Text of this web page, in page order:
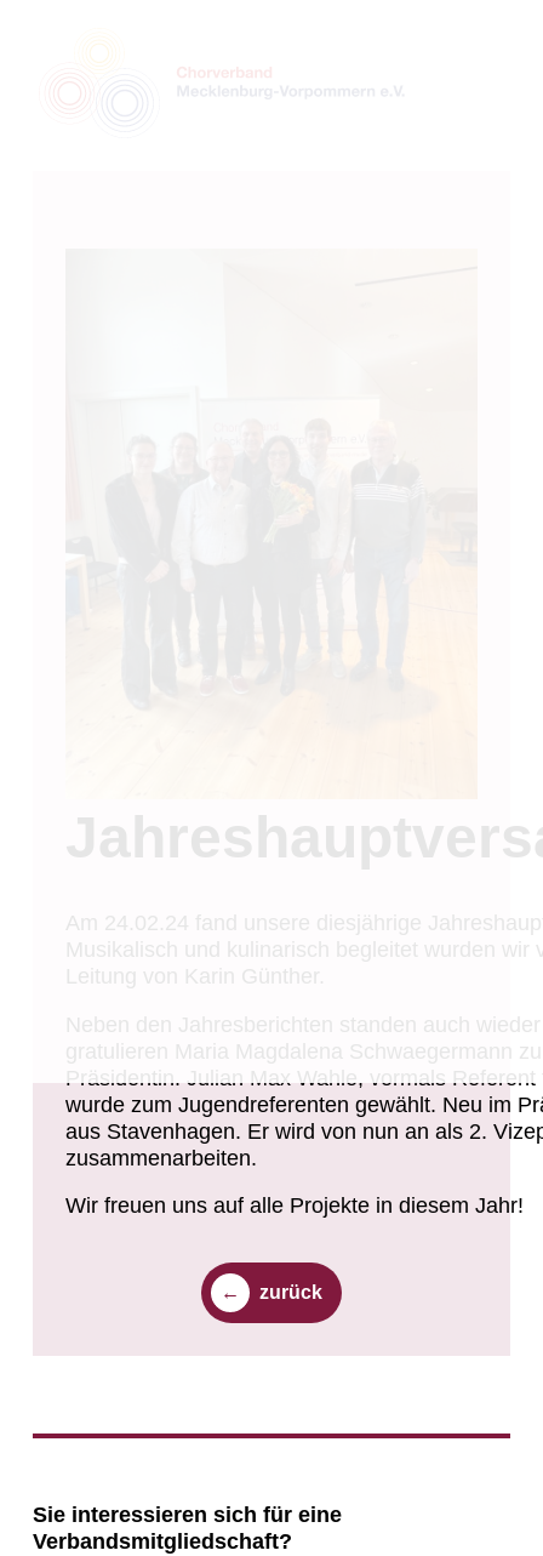
Am 24.02.24 fand unsere diesjährige
Musikalisch und kulinarisch begleitet wurden wir
Leitung von Karin Günther.
Neben den Jahresberichten standen auch
gratulieren Maria Magdalena Schwaegermann
Präsidentin. Julian Max Wahle, vormals
wurde zum Jugendreferenten gewählt. Neu im
aus Stavenhagen. Er wird von nun an als 2.
zusammenarbeiten.
Wir freuen uns auf alle Projekte in diesem Jahr!
zurück
Sie interessieren sich für eine
Verbandsmitgliedschaft?